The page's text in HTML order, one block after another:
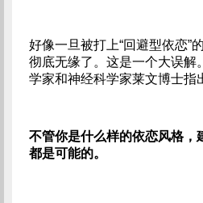
好像一旦被打上“回避型依恋”
彻底无缘了。这是一个大误解
学家和神经科学家莱文博士指
不管你是什么样的依恋风格，
都是可能的。